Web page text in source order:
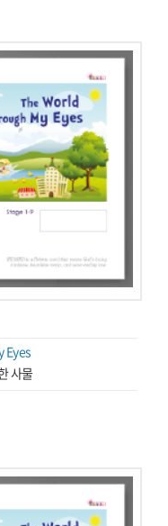
Eyes
사물